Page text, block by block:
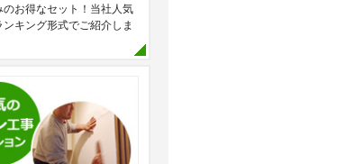
のお得なセット！当社人気
ンキング形式でご紹介しま